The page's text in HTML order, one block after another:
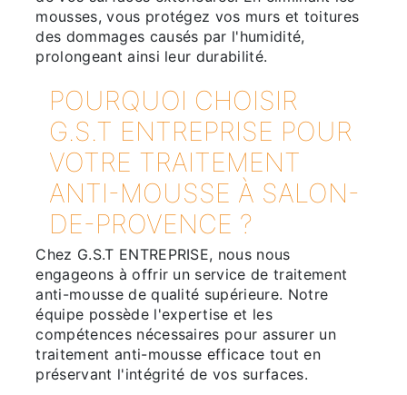
mousses, vous protégez vos murs et toitures
des dommages causés par l'humidité,
prolongeant ainsi leur durabilité.
POURQUOI CHOISIR
G.S.T ENTREPRISE POUR
VOTRE TRAITEMENT
ANTI-MOUSSE À SALON-
DE-PROVENCE ?
Chez G.S.T ENTREPRISE, nous nous
engageons à offrir un service de traitement
anti-mousse de qualité supérieure. Notre
équipe possède l'expertise et les
compétences nécessaires pour assurer un
traitement anti-mousse efficace tout en
préservant l'intégrité de vos surfaces.